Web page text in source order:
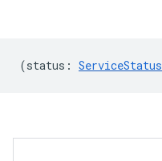
(status : ServiceStatus